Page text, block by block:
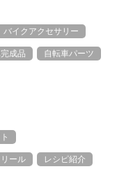
バイクアクセサリー
成品 自転車パーツ
リール レシピ紹介